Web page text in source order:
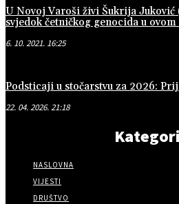
U Novoj Varoši živi Šukrija
svjedok četničkog genocida u
6. 10. 2021. 16:25
Podsticaji u stočarstvu za 2026:
22. 04. 2026. 21:18
NASLOVNA
VIJESTI
DRUŠTVO